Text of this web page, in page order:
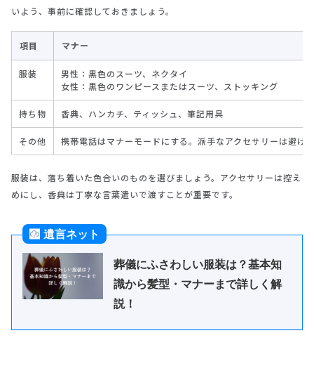
いよう、事前に確認しておきましょう。
項目 マナー
服装
男性：黒色のスーツ、ネクタイ
女性：黒色のワンピースまたはスーツ、ストッキング
持ち物 香典、ハンカチ、ティッシュ、筆記用具
その他 携帯電話はマナーモードにする。派手なアクセサリーは避け
服装は、落ち着いた色合いのものを選びましょう。アクセサリーは控え
めにし、香典は丁寧な言葉遣いで渡すことが重要です。